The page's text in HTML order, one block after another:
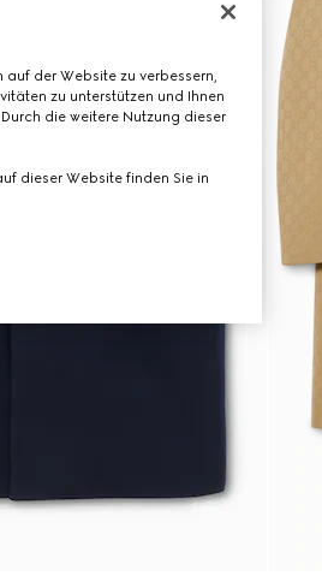
der Website zu verbessern,
zu unterstützen und Ihnen
die weitere Nutzung dieser
dieser Website finden Sie in